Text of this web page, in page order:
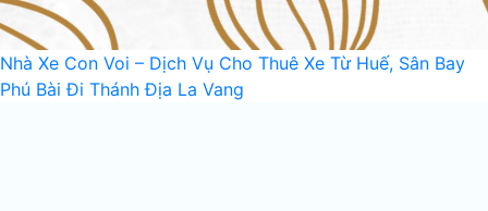
Nhà Xe Con Voi – Dịch Vụ Cho Thuê Xe Từ Huế, Sân Bay
Phú Bài Đi Thánh Địa La Vang